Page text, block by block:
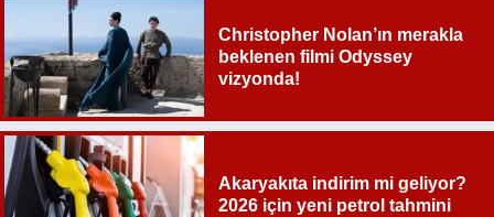
Christopher Nolan’ın merakla
beklenen filmi Odyssey
vizyonda!
Akaryakıta indirim mi geliyor?
2026 için yeni petrol tahmini